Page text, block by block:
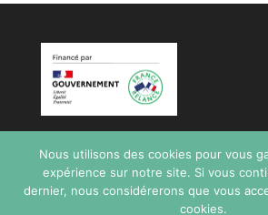
Nous utilisons des cookies pour vous
expérience sur notre site. Si vous
dernier, nous considérerons que vous
cookies.